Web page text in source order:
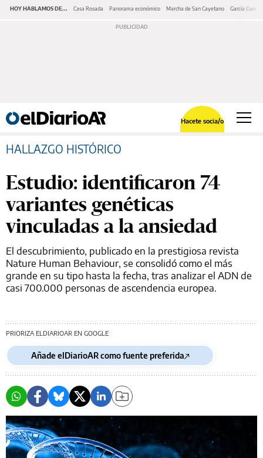
HOY HABLAMOS DE... Casa Rosada Panorama económico Marcha de San Cayetano García Cuerva
Hacete socia/o
HALLAZGO HISTÓRICO
Estudio: identificaron 74
variantes genéticas
vinculadas a la ansiedad
El descubrimiento, publicado en la prestigiosa revista
Nature Human Behaviour, se consolidó como el más
grande en su tipo hasta la fecha, tras analizar el ADN de
casi 700.000 personas de ascendencia europea.
PRIORIZA ELDIARIOAR EN GOOGLE
Añade elDiarioAR como fuente preferida